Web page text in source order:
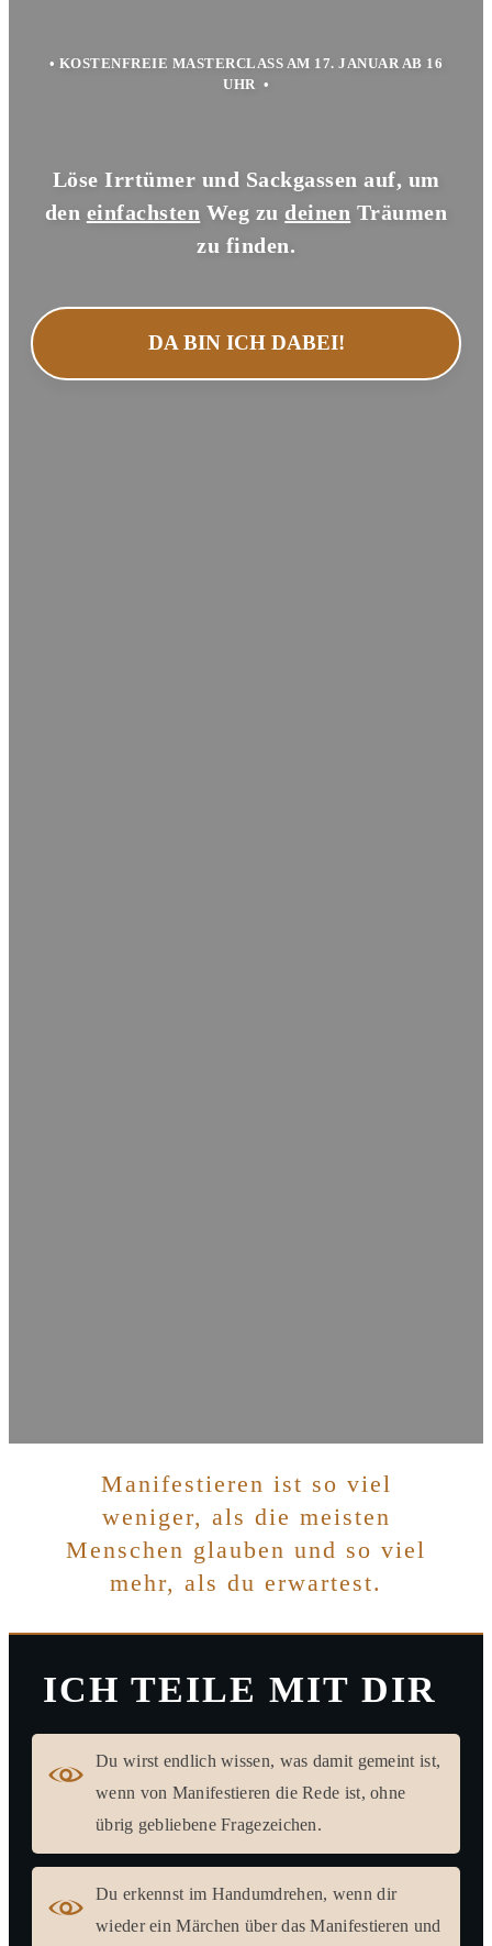
• KOSTENFREIE MASTERCLASS AM 17. JANUAR AB 16
UHR •
Löse Irrtümer und Sackgassen auf, um
den einfachsten Weg zu deinen Träumen
zu finden.
DA BIN ICH DABEI!
Manifestieren ist so viel
weniger, als die meisten
Menschen glauben und so viel
mehr, als du erwartest.
ICH TEILE MIT DIR
Du wirst endlich wissen, was damit gemeint ist,
wenn von Manifestieren die Rede ist, ohne
übrig gebliebene Fragezeichen.
Du erkennst im Handumdrehen, wenn dir
wieder ein Märchen über das Manifestieren und